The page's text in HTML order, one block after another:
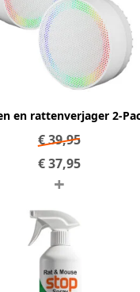
en rattenverjager 2-
€39,95
€37,95
+